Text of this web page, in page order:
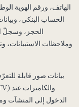
الهاتف، ورقم الهوية
الحساب البنكي،
الحجز، وسجلّ
وملاحظات الاستبيانات،
الدخول إلى المنشآت